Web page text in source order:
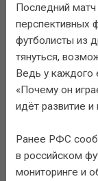
Последний матч
перспективных
футболисты из
тянуться,
Ведь у каждого
«Почему он
идёт развитие и
Ранее РФС
в российском
мониторинге и